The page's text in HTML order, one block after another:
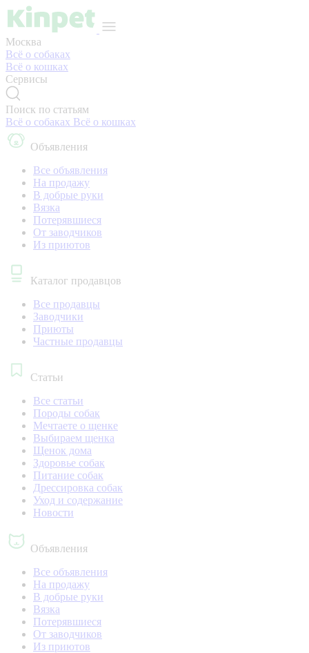
Москва
Всё о собаках
Всё о кошках
Сервисы
Поиск по статьям
Всё о собаках Всё о кошках
Объявления
Все объявления
На продажу
В добрые руки
Вязка
Потерявшиеся
От заводчиков
Из приютов
Каталог продавцов
Все продавцы
Заводчики
Приюты
Частные продавцы
Статьи
Все статьи
Породы собак
Мечтаете о щенке
Выбираем щенка
Щенок дома
Здоровье собак
Питание собак
Дрессировка собак
Уход и содержание
Новости
Объявления
Все объявления
На продажу
В добрые руки
Вязка
Потерявшиеся
От заводчиков
Из приютов